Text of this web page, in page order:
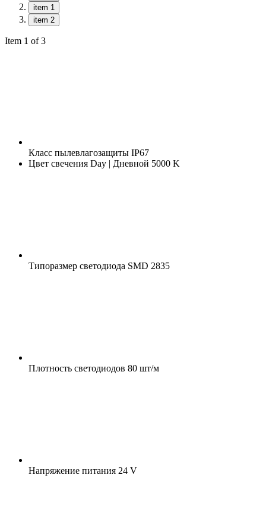
item 1
item 2
Item 1 of 3
Класс пылевлагозащиты IP67
Цвет свечения Day | Дневной 5000 K
Типоразмер светодиода SMD 2835
Плотность светодиодов 80 шт/м
Напряжение питания 24 V